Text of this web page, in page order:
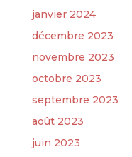
janvier 2024
décembre 2023
novembre 2023
octobre 2023
septembre 2023
août 2023
juin 2023